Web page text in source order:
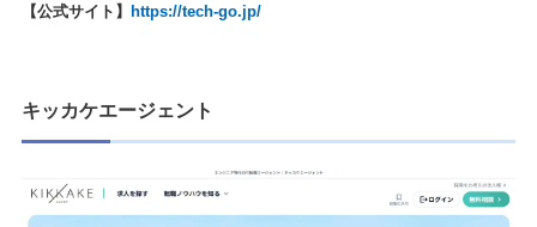
【公式サイト】 https://tech-go.jp/
キッカケエージェント